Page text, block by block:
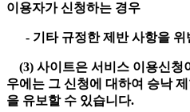
이용자가 신청하는 경우
- 기타 규정한 제반 사항을 위
(3) 사이트은 서비스 이용신청
우에는 그 신청에 대하여 승낙
을 유보할 수 있습니다.